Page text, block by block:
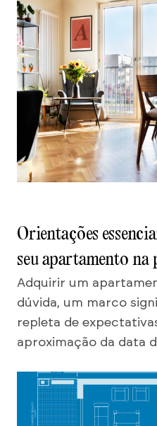
Orientações
seu apartamento na
Adquirir um
dúvida, um marco
repleta de
aproximação da data